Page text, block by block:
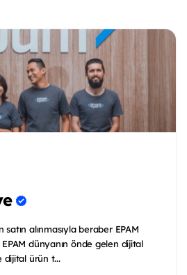
satın alınmasıyla beraber EPAM
dünyanın önde gelen dijital
dijital ürün t...